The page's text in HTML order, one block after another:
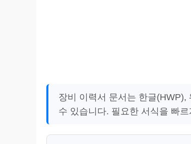
장비 이력서 문서는 한글
수 있습니다. 필요한 서식을 빠